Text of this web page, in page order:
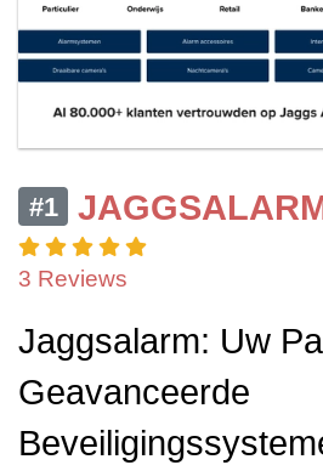
#1
3 Reviews
Jaggsalarm: Uw
Geavanceerde